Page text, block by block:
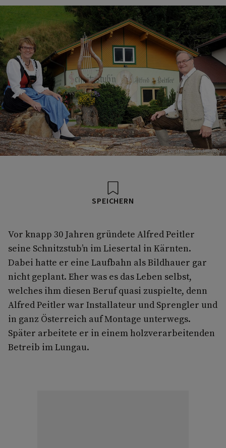
Foto: Schnitzerstube/Roland Holitzky
SPEICHERN
Vor knapp 30 Jahren gründete Alfred Peitler
seine Schnitzstub’n im Liesertal in Kärnten.
Dabei hatte er eine Laufbahn als Bildhauer gar
nicht geplant. Eher was es das Leben selbst,
welches ihm diesen Beruf quasi zuspielte, denn
Alfred Peitler war Installateur und Sprengler und
in ganz Österreich auf Montage unterwegs.
Später arbeitete er in einem holzverarbeitenden
Betreib im Lungau.